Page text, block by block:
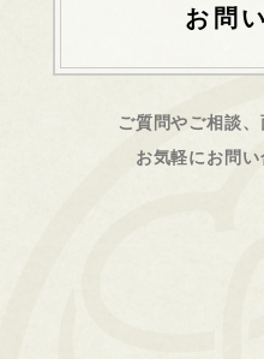
お問
ご質問やご相談、
お気軽にお問い